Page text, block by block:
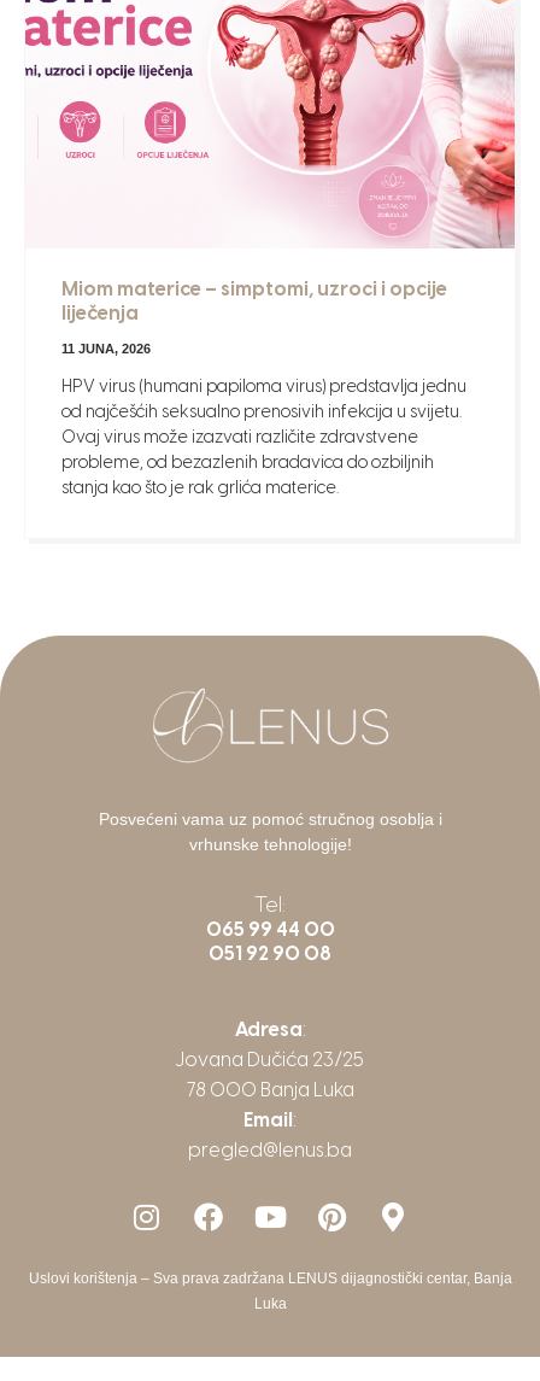
Miom materice – simptomi, uzroci i opcije
liječenja
11 JUNA, 2026
HPV virus (humani papiloma virus) predstavlja jednu
od najčešćih seksualno prenosivih infekcija u svijetu.
Ovaj virus može izazvati različite zdravstvene
probleme, od bezazlenih bradavica do ozbiljnih
stanja kao što je rak grlića materice.
Posvećeni vama uz pomoć stručnog osoblja i
vrhunske tehnologije!
Tel:
065 99 44 00
051 92 90 08
Adresa:
Jovana Dučića 23/25
78 000 Banja Luka
Email :
pregled@lenus.ba
Uslovi korištenja– Sva prava zadržana LENUS dijagnostički centar, Banja
Luka